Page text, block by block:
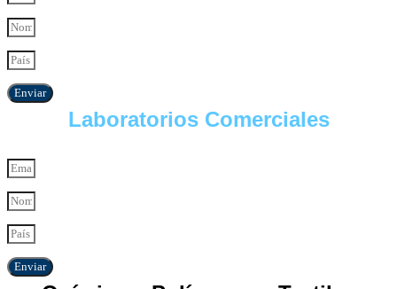
Enviar
Laboratorios Comerciales
Enviar